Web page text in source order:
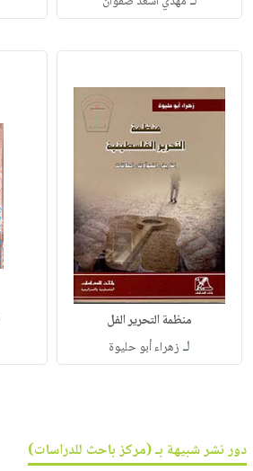
منظمة التحرير الفل
لـ زهراء أبو حليوة
دور نشر شبيهة بـ (مركز باحث للدراسات)